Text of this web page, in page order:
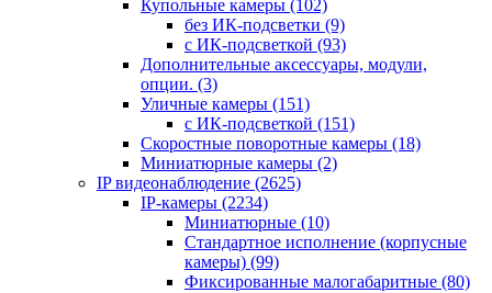
Купольные камеры (102)
без ИК-подсветки (9)
с ИК-подсветкой (93)
Дополнительные аксессуары, модули,
опции. (3)
Уличные камеры (151)
с ИК-подсветкой (151)
Скоростные поворотные камеры (18)
Миниатюрные камеры (2)
IP видеонаблюдение (2625)
IP-камеры (2234)
Миниатюрные (10)
Стандартное исполнение (корпусные
камеры) (99)
Фиксированные малогабаритные (80)